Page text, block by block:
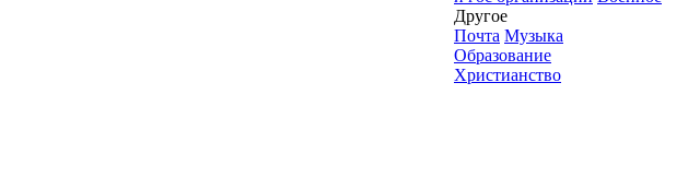
Другое
Почта Музыка
Образование
Христианство